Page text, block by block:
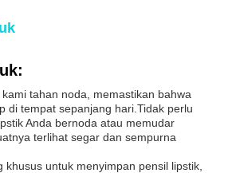
tahan noda, memastikan bahwa
di tempat sepanjang hari.Tidak perlu
Anda bernoda atau memudar
terlihat segar dan sempurna
khusus untuk menyimpan pensil lipstik,